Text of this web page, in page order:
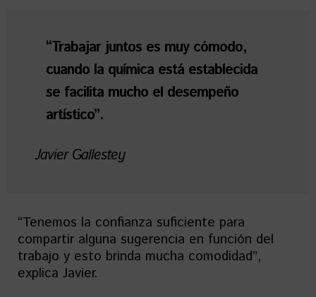
“Trabajar juntos es muy cómodo,
cuando la química está establecida
se facilita mucho el desempeño
artístico”.
Javier Gallestey
“Tenemos la confianza suficiente para
compartir alguna sugerencia en función del
trabajo y esto brinda mucha comodidad”,
explica Javier.